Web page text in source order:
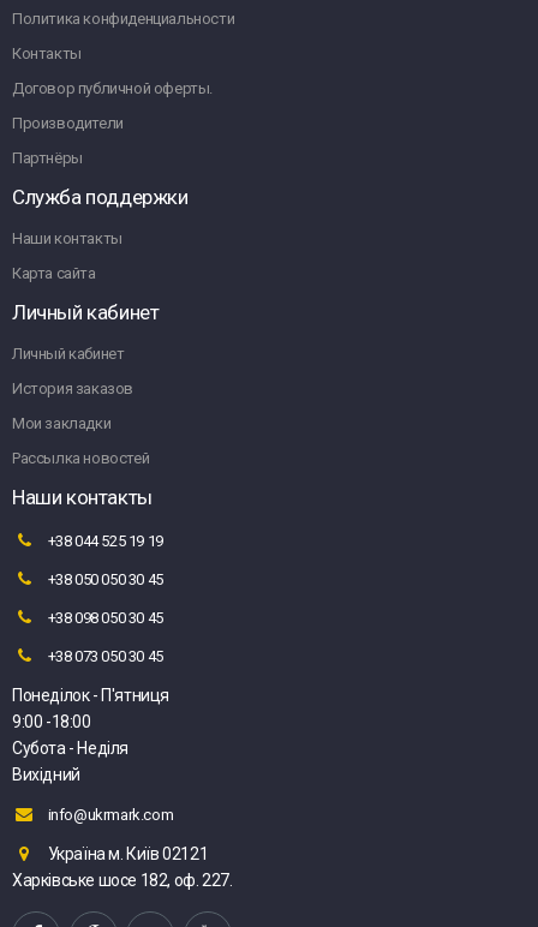
Политика конфиденциальности
Контакты
Договор публичной оферты.
Производители
Партнёры
Служба поддержки
Наши контакты
Карта сайта
Личный кабинет
Личный кабинет
История заказов
Мои закладки
Рассылка новостей
Наши контакты
+38 044 525 19 19
+38 050 050 30 45
+38 098 050 30 45
+38 073 050 30 45
Понеділок - П'ятниця
9:00 -18:00
Субота - Неділя
Вихідний
info@ukrmark.com
Україна м. Київ 02121
Харківське шосе 182, оф. 227.